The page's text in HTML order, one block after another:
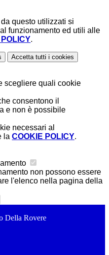
questo utilizzati si
funzionamento ed utili alle
.
Accetta tutti i cookies
scegliere quali cookie
consentono il
e non è possibile
necessari al
la COOKIE POLICY.
non possono essere
l'elenco nella pagina della
Della Rovere